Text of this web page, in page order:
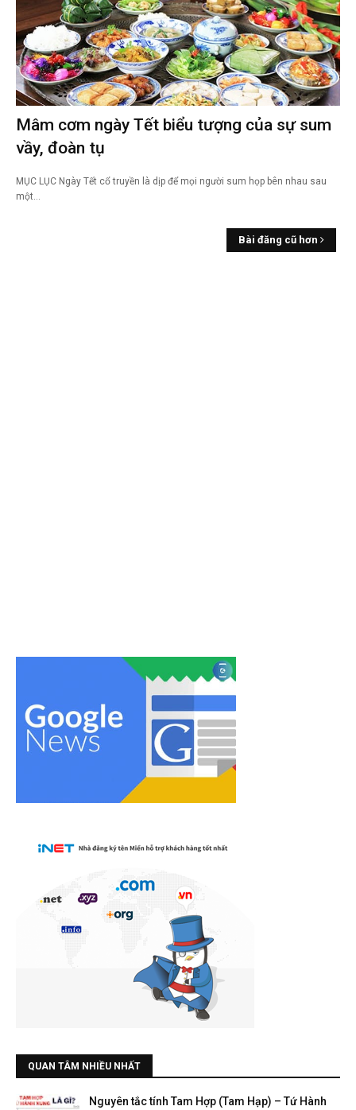
Mâm cơm ngày Tết biểu tượng của sự sum
vầy, đoàn tụ
MỤC LỤC Ngày Tết cổ truyền là dịp để mọi người sum họp bên nhau sau
một…
Bài đăng cũ hơn
QUAN TÂM NHIỀU NHẤT
Nguyên tắc tính Tam Hợp (Tam Hạp) – Tứ Hành